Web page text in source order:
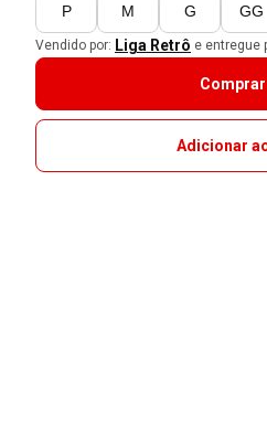
P M G GG
Vendido por: Liga Retrô e entregue
Adicionar